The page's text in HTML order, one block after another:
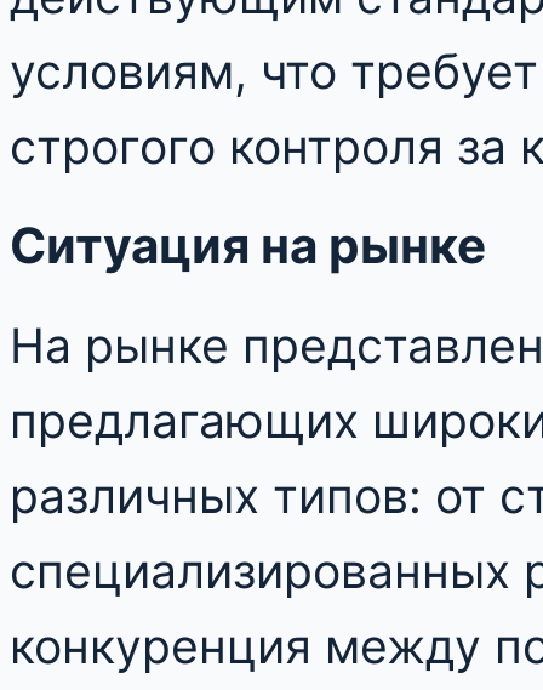
условиям, что
строгого контроля за
Ситуация на рынке
На рынке
предлагающих
различных типов: от
специализированных
конкуренция между